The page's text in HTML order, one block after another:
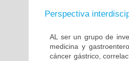
Perspectiva
AL ser un grupo de
medicina y
cáncer gástrico,